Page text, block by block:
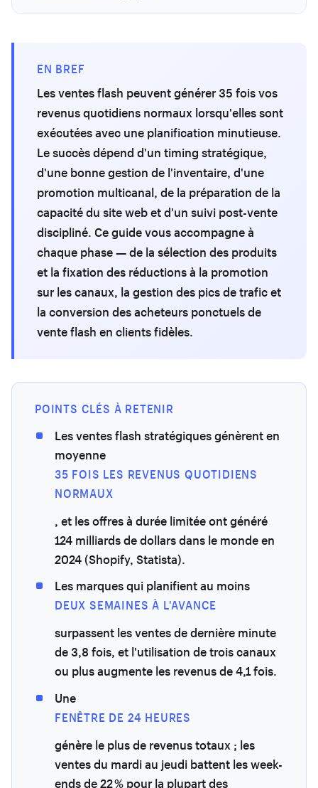
EN BREF
Les ventes flash peuvent générer 35 fois vos
revenus quotidiens normaux lorsqu'elles sont
exécutées avec une planification minutieuse.
Le succès dépend d'un timing stratégique,
d'une bonne gestion de l'inventaire, d'une
promotion multicanal, de la préparation de la
capacité du site web et d'un suivi post-vente
discipliné. Ce guide vous accompagne à
chaque phase — de la sélection des produits
et la fixation des réductions à la promotion
sur les canaux, la gestion des pics de trafic et
la conversion des acheteurs ponctuels de
vente flash en clients fidèles.
POINTS CLÉS À RETENIR
Les ventes flash stratégiques génèrent en
moyenne
35 FOIS LES REVENUS QUOTIDIENS
NORMAUX
, et les offres à durée limitée ont généré
124 milliards de dollars dans le monde en
2024 (Shopify, Statista).
Les marques qui planifient au moins
DEUX SEMAINES À L'AVANCE
surpassent les ventes de dernière minute
de 3,8 fois, et l'utilisation de trois canaux
ou plus augmente les revenus de 4,1 fois.
Une
FENÊTRE DE 24 HEURES
génère le plus de revenus totaux ; les
ventes du mardi au jeudi battent les week-
ends de 22 % pour la plupart des